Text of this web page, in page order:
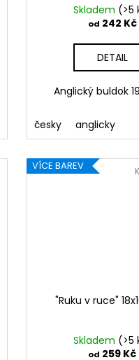
Skladem (>5
od 242 Kč
DETAIL
Anglický buldok
česky anglicky
VÍCE BAREV
"Ruku v ruce"
Skladem (>5
od 259 Kč